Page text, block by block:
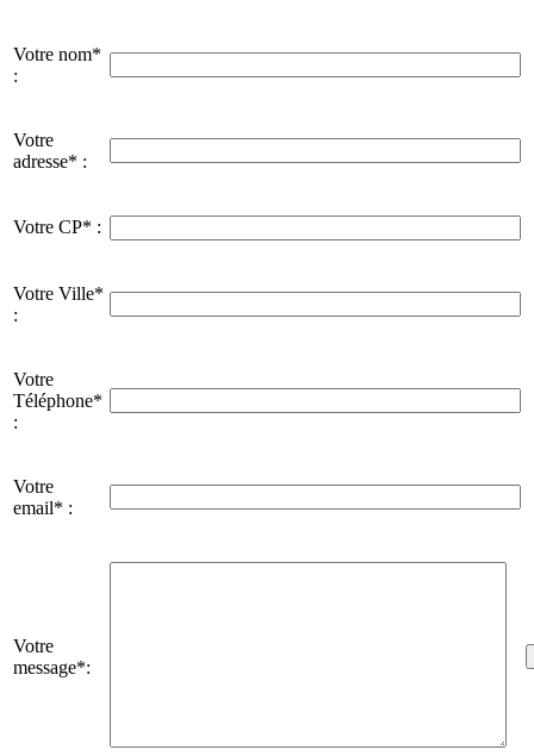
Votre nom*
:
Votre
adresse* :
Votre CP* :
Votre Ville*
:
Votre
Téléphone*
:
Votre
email* :
Votre
message*: